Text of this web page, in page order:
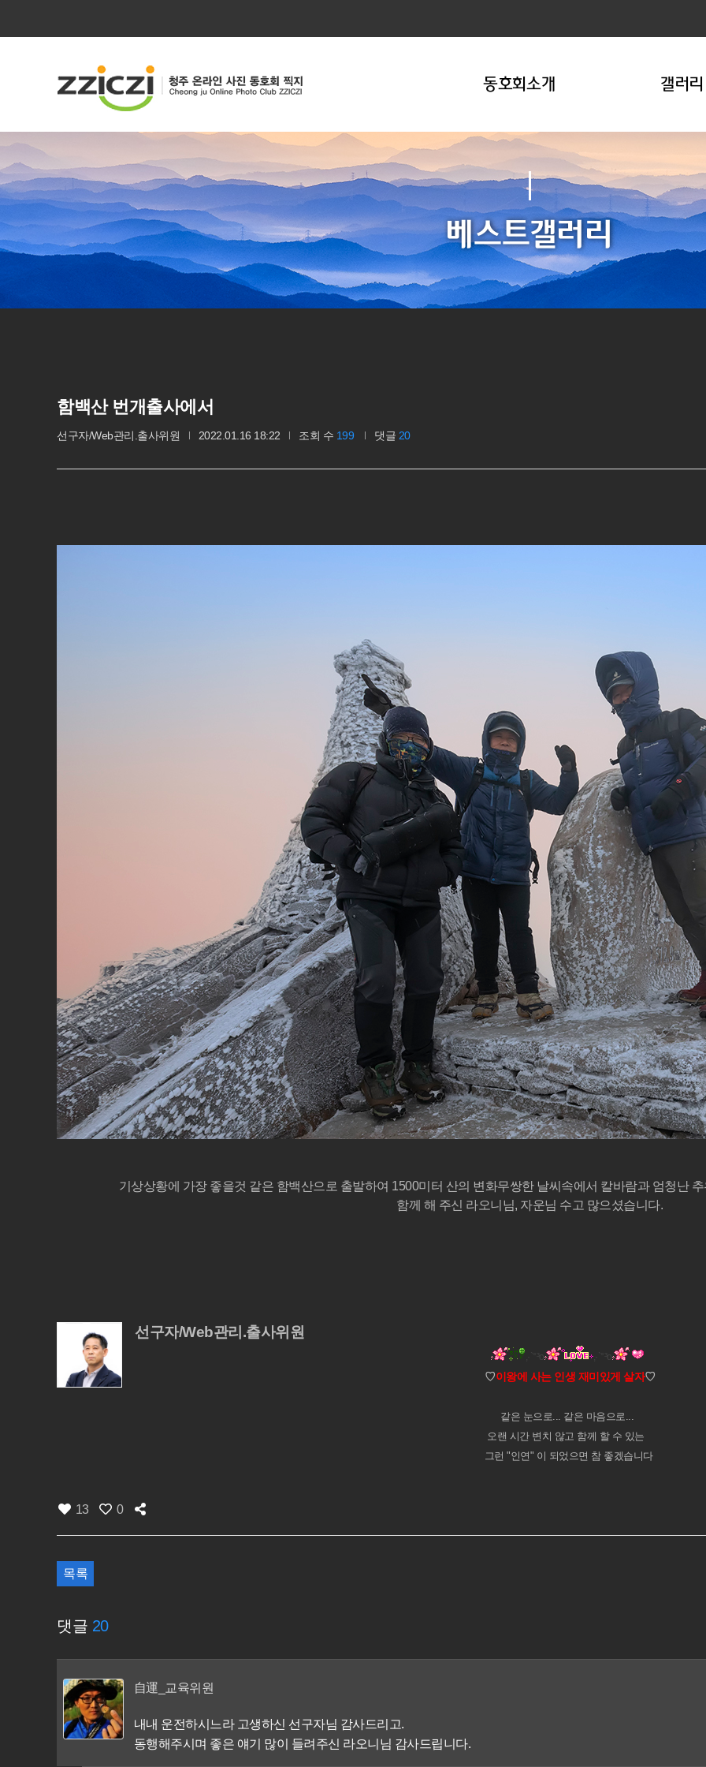
동호회소개 갤러리
베스트갤러리
함백산 번개출사에서
선구자/Web관리.출사위원 2022.01.16 18:22 조회 수 199 댓글 20
기상상황에 가장 좋을것 같은 함백산으로 출발하여 1500미터 산의 변화무쌍한 날씨속에서 칼바람과 엄청난
함께 해 주신 라오니님, 자운님 수고 많으셨습니다.
선구자/Web관리.출사위원
,·`°³о ,·`°³о
♡이왕에 사는 인생 재미있게 살자♡
같은 눈으로... 같은 마음으로...
오랜 시간 변치 않고 함께 할 수 있는
그런 "인연" 이 되었으면 참 좋겠습니다
13 0
목록
댓글 20
自運_교육위원
내내 운전하시느라 고생하신 선구자님 감사드리고.
동행해주시며 좋은 얘기 많이 들려주신 라오니님 감사드립니다.